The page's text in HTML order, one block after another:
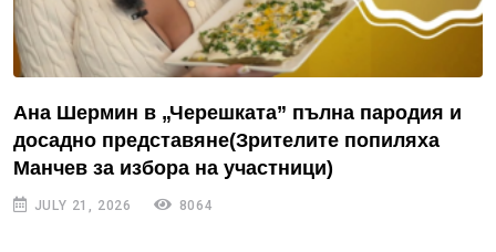
Ана Шермин в „Черешката” пълна пародия и
досадно представяне(Зрителите попиляха
Манчев за избора на участници)
JULY 21, 2026 8064